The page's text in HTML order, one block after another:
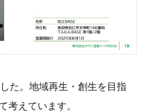
た。地域再生・創生を目指
考えています。